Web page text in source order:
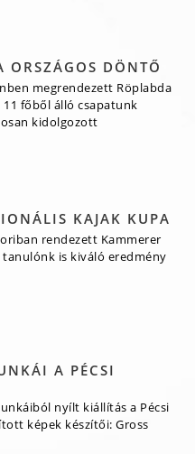
DÖNTŐ
megrendezett Röplabda
főből álló csapatunk
kidolgozott
KAJAK KUPA
rendezett Kammerer
is kiváló eredmény
A PÉCSI
nyílt kiállítás a Pécsi
képek készítői: Gross